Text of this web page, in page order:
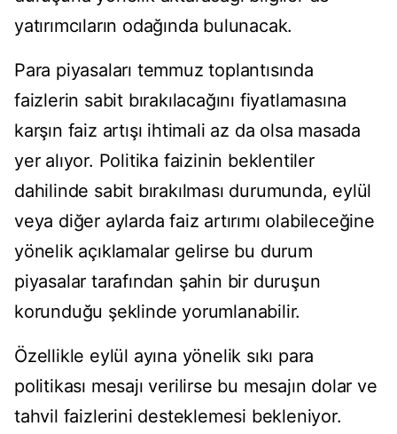
yatırımcıların odağında bulunacak.
Para piyasaları temmuz toplantısında
faizlerin sabit bırakılacağını fiyatlamasına
karşın faiz artışı ihtimali az da olsa masada
yer alıyor. Politika faizinin beklentiler
dahilinde sabit bırakılması durumunda, eylül
veya diğer aylarda faiz artırımı olabileceğine
yönelik açıklamalar gelirse bu durum
piyasalar tarafından şahin bir duruşun
korunduğu şeklinde yorumlanabilir.
Özellikle eylül ayına yönelik sıkı para
politikası mesajı verilirse bu mesajın dolar ve
tahvil faizlerini desteklemesi bekleniyor.